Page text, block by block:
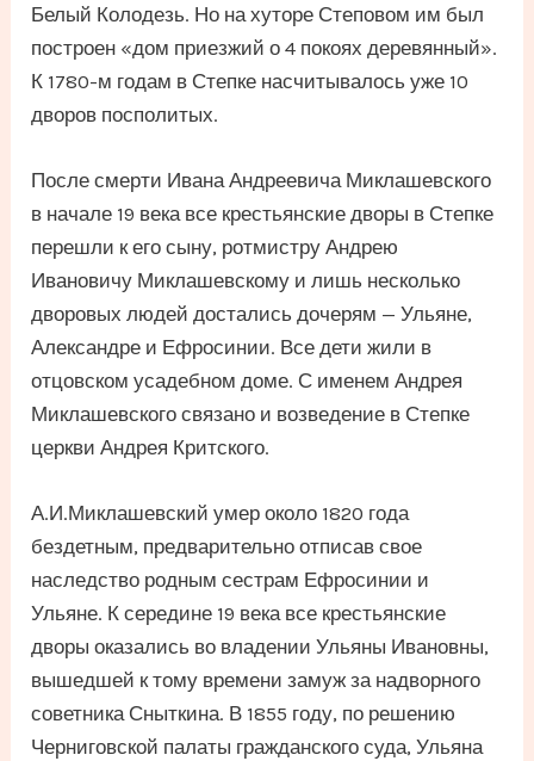
Белый Колодезь. Но на хуторе Степовом им был
построен «дом приезжий о 4 покоях деревянный».
К 1780-м годам в Степке насчитывалось уже 10
дворов посполитых.
После смерти Ивана Андреевича Миклашевского
в начале 19 века все крестьянские дворы в Степке
перешли к его сыну, ротмистру Андрею
Ивановичу Миклашевскому и лишь несколько
дворовых людей достались дочерям — Ульяне,
Александре и Ефросинии. Все дети жили в
отцовском усадебном доме. С именем Андрея
Миклашевского связано и возведение в Степке
церкви Андрея Критского.
А.И.Миклашевский умер около 1820 года
бездетным, предварительно отписав свое
наследство родным сестрам Ефросинии и
Ульяне. К середине 19 века все крестьянские
дворы оказались во владении Ульяны Ивановны,
вышедшей к тому времени замуж за надворного
советника Сныткина. В 1855 году, по решению
Черниговской палаты гражданского суда, Ульяна